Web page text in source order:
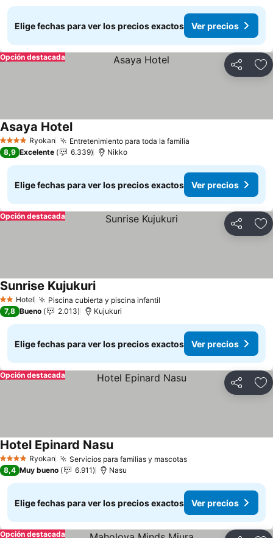
Elige fechas para ver los precios exactos Ver precios
Compartir
Opción destacada
4 EstrellasRyokan Entretenimiento para toda la familia
Asaya HotelVer precios
8,9 Excelente 6.339 Nikko
Elige fechas para ver los precios exactos Ver precios
Compartir
Opción destacada
2 Estrellas
Hotel Piscina cubierta y piscina infantil
Sunrise KujukuriVer precios
7,8 Bueno 2.013 Kujukuri
Elige fechas para ver los precios exactos Ver precios
Compartir
Opción destacada
4 EstrellasRyokan Servicios para familias y mascotasVer precios
Hotel Epinard NasuVer precios
8,4 Muy bueno 6.911 Nasu
Elige fechas para ver los precios exactos Ver precios
Opción destacada